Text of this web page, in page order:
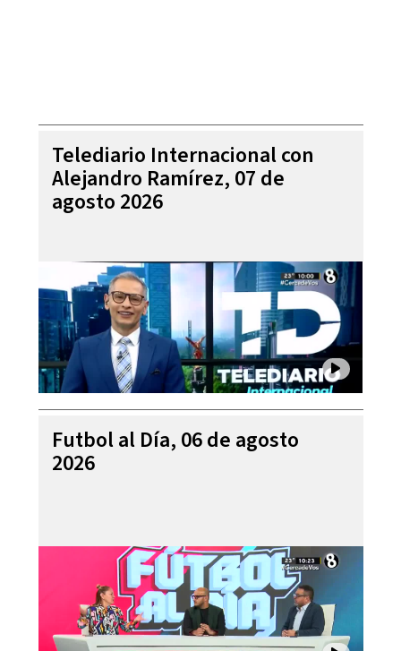
Telediario Internacional con
Alejandro Ramírez, 07 de
agosto 2026
Futbol al Día, 06 de agosto
2026